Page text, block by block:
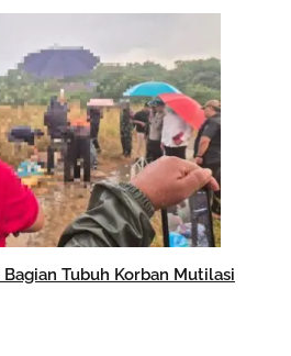
Tubuh Korban Mutilasi